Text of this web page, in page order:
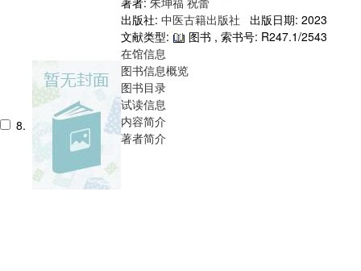
8.
出版社: 中医古籍出版社
出版日期: 2023
文献类型:
图书 , 索书号: R247.1/2543
在馆信息
图书信息概览
图书目录
试读信息
内容简介
著者简介